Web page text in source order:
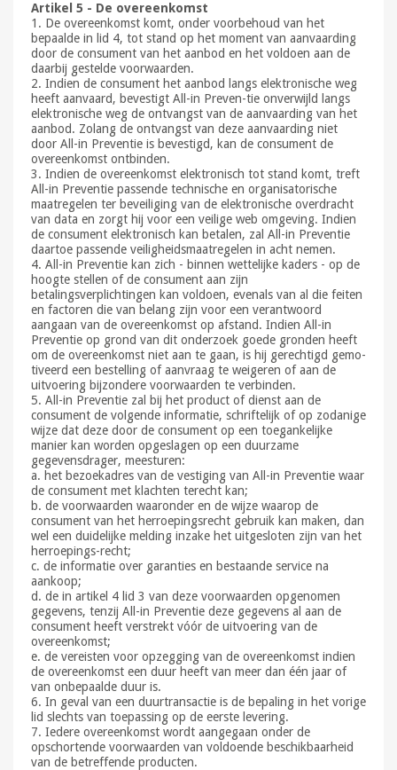
Artikel 5 - De overeenkomst
1. De overeenkomst komt, onder voorbehoud van het
bepaalde in lid 4, tot stand op het moment van aanvaarding
door de consument van het aanbod en het voldoen aan de
daarbij gestelde voorwaarden.
2. Indien de consument het aanbod langs elektronische weg
heeft aanvaard, bevestigt All-in Preven-tie onverwijld langs
elektronische weg de ontvangst van de aanvaarding van het
aanbod. Zolang de ontvangst van deze aanvaarding niet
door All-in Preventie is bevestigd, kan de consument de
overeenkomst ontbinden.
3. Indien de overeenkomst elektronisch tot stand komt, treft
All-in Preventie passende technische en organisatorische
maatregelen ter beveiliging van de elektronische overdracht
van data en zorgt hij voor een veilige web omgeving. Indien
de consument elektronisch kan betalen, zal All-in Preventie
daartoe passende veiligheidsmaatregelen in acht nemen.
4. All-in Preventie kan zich - binnen wettelijke kaders - op de
hoogte stellen of de consument aan zijn
betalingsverplichtingen kan voldoen, evenals van al die feiten
en factoren die van belang zijn voor een verantwoord
aangaan van de overeenkomst op afstand. Indien All-in
Preventie op grond van dit onderzoek goede gronden heeft
om de overeenkomst niet aan te gaan, is hij gerechtigd gemo-
tiveerd een bestelling of aanvraag te weigeren of aan de
uitvoering bijzondere voorwaarden te verbinden.
5. All-in Preventie zal bij het product of dienst aan de
consument de volgende informatie, schriftelijk of op zodanige
wijze dat deze door de consument op een toegankelijke
manier kan worden opgeslagen op een duurzame
gegevensdrager, meesturen:
a. het bezoekadres van de vestiging van All-in Preventie waar
de consument met klachten terecht kan;
b. de voorwaarden waaronder en de wijze waarop de
consument van het herroepingsrecht gebruik kan maken, dan
wel een duidelijke melding inzake het uitgesloten zijn van het
herroepings-recht;
c. de informatie over garanties en bestaande service na
aankoop;
d. de in artikel 4 lid 3 van deze voorwaarden opgenomen
gegevens, tenzij All-in Preventie deze gegevens al aan de
consument heeft verstrekt vóór de uitvoering van de
overeenkomst;
e. de vereisten voor opzegging van de overeenkomst indien
de overeenkomst een duur heeft van meer dan één jaar of
van onbepaalde duur is.
6. In geval van een duurtransactie is de bepaling in het vorige
lid slechts van toepassing op de eerste levering.
7. Iedere overeenkomst wordt aangegaan onder de
opschortende voorwaarden van voldoende beschikbaarheid
van de betreffende producten.